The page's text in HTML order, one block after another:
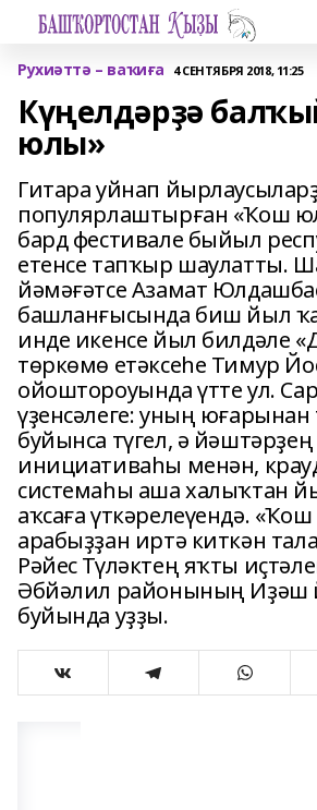
Рухиәттә – ваҡиға 4 СЕНТЯБРЯ 2018, 11:25
Күңелдәрҙә
юлы»
Гитара уйнап
популярлаштырған «Ҡош
бард фестивале быйыл
етенсе тапҡыр шаулатты.
йәмәғәтсе Азамат
башланғысында биш йыл
инде икенсе йыл билдәле
төркөмө етәксеһе Тимур
ойоштороуында үтте ул.
үҙенсәлеге: уның
буйынса түгел, ә йәштәрҙең
инициативаһы менән,
системаһы аша халыҡтан
аҡсаға үткәрелеүендә.
арабыҙҙан иртә киткән
Рәйес Түләктең яҡты
Әбйәлил районының Иҙәш
буйында уҙҙы.